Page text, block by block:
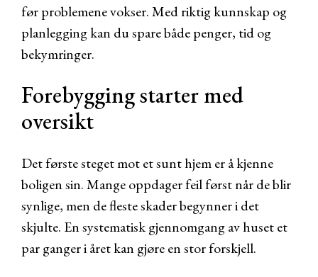
før problemene vokser. Med riktig kunnskap og
planlegging kan du spare både penger, tid og
bekymringer.
Forebygging starter med
oversikt
Det første steget mot et sunt hjem er å kjenne
boligen sin. Mange oppdager feil først når de blir
synlige, men de fleste skader begynner i det
skjulte. En systematisk gjennomgang av huset et
par ganger i året kan gjøre en stor forskjell.